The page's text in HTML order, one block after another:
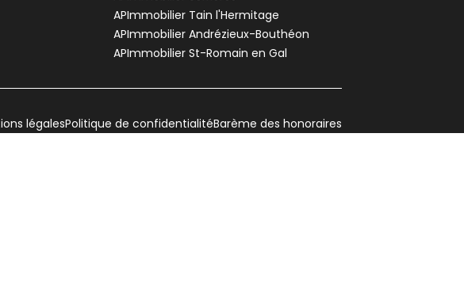
APImmobilier Tain l'Hermitage
APImmobilier Andrézieux-Bouthéon
APImmobilier St-Romain en Gal
légalesPolitique de confidentialitéBarème des honoraires